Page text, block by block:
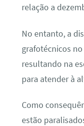
relação a
No entanto, a
grafotécnicos
resultando na
para atender à
Como
estão